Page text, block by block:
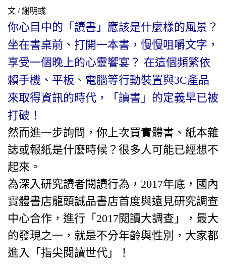
文 / 謝明彧
你心目中的「讀書」應該是什麼樣的風景？
坐在書桌前、打開一本書，慢慢咀嚼文字，
享受一個晚上的心靈饗宴？ 在這個頻繁依
賴手機、平板、電腦等行動裝置與3C產品
來取得資訊的時代，「讀書」的定義早已被
打破！
然而進一步詢問，你上次買實體書、紙本雜
誌或報紙是什麼時候？很多人可能已經想不
起來。
為深入研究讀者閱讀行為，2017年底，國內
實體書店龍頭誠品書店首度與遠見研究調查
中心合作，進行「2017閱讀大調查」，最大
的發現之一，就是不分年齡與性別，大家都
進入「指尖閱讀世代」！